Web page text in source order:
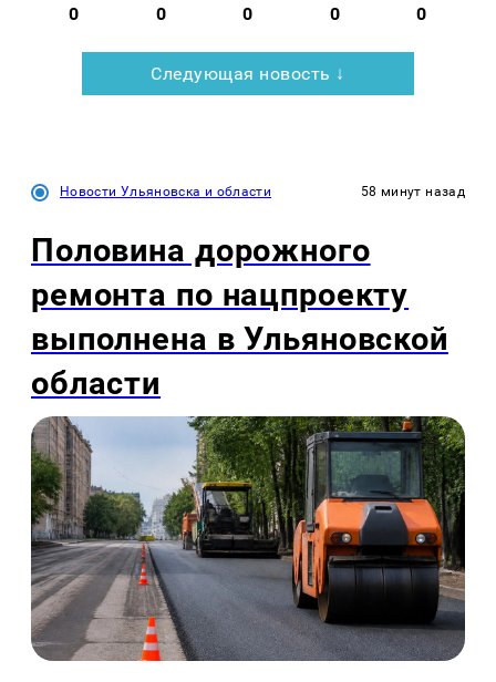
0 0 0 0 0
Следующая новость ↓
Новости Ульяновска и области 58 минут назад
Половина дорожного
ремонта по нацпроекту
выполнена в Ульяновской
области